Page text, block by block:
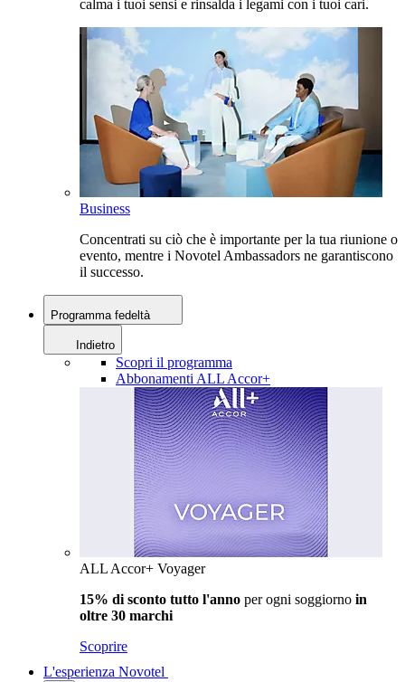
calma i tuoi sensi e rinsalda i legami con i tuoi cari.
Business
Concentrati su ciò che è importante per la tua riunione o
evento, mentre i Novotel Ambassadors ne garantiscono
il successo.
Programma fedeltà
Indietro
Scopri il programma
Abbonamenti ALL Accor+
ALL Accor+ Voyager
15% di sconto tutto l'anno per ogni soggiorno in
oltre 30 marchi
Scoprire
L'esperienza Novotel